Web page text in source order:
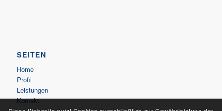
SEITEN
Home
Profil
Leistungen
Kontakt